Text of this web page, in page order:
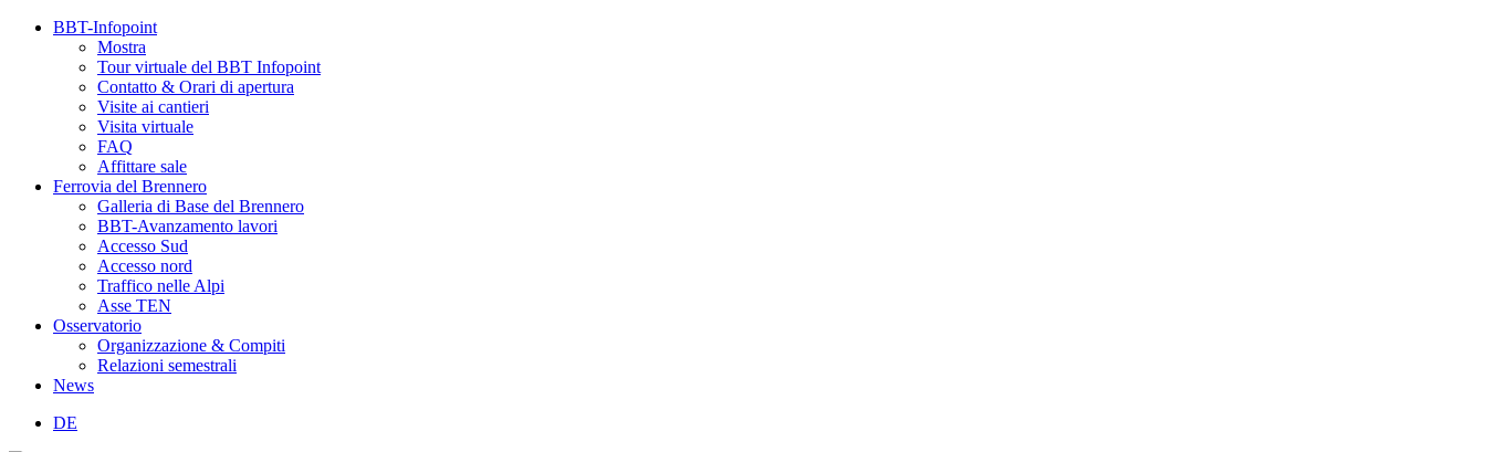
BBT-Infopoint
Mostra
Tour virtuale del BBT Infopoint
Contatto & Orari di apertura
Visite ai cantieri
Visita virtuale
FAQ
Affittare sale
Ferrovia del Brennero
Galleria di Base del Brennero
BBT-Avanzamento lavori
Accesso Sud
Accesso nord
Traffico nelle Alpi
Asse TEN
Osservatorio
Organizzazione & Compiti
Relazioni semestrali
News
DE